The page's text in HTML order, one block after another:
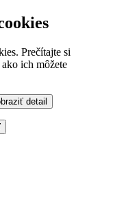
Prečítajte si
ich môžete
detail